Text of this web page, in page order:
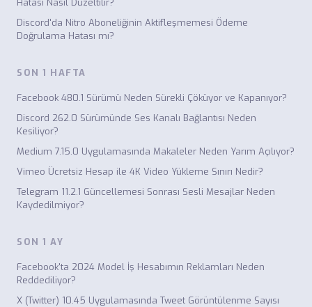
Hatası Nasıl Düzeltilir?
Discord'da Nitro Aboneliğinin Aktifleşmemesi Ödeme
Doğrulama Hatası mı?
SON 1 HAFTA
Facebook 480.1 Sürümü Neden Sürekli Çöküyor ve Kapanıyor?
Discord 262.0 Sürümünde Ses Kanalı Bağlantısı Neden
Kesiliyor?
Medium 7.15.0 Uygulamasında Makaleler Neden Yarım Açılıyor?
Vimeo Ücretsiz Hesap ile 4K Video Yükleme Sınırı Nedir?
Telegram 11.2.1 Güncellemesi Sonrası Sesli Mesajlar Neden
Kaydedilmiyor?
SON 1 AY
Facebook'ta 2024 Model İş Hesabımın Reklamları Neden
Reddediliyor?
X (Twitter) 10.45 Uygulamasında Tweet Görüntülenme Sayısı